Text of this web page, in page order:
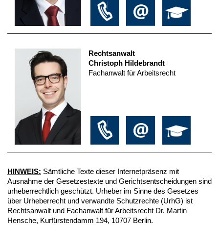
Rechtsanwalt
Christoph Hildebrandt
Fachanwalt für Arbeitsrecht
HINWEIS: Sämtliche Texte dieser Internetpräsenz mit
Ausnahme der Gesetzestexte und Gerichtsentscheidungen sind
urheberrechtlich geschützt. Urheber im Sinne des Gesetzes
über Urheberrecht und verwandte Schutzrechte (UrhG) ist
Rechtsanwalt und Fachanwalt für Arbeitsrecht Dr. Martin
Hensche, Kurfürstendamm 194, 10707 Berlin.